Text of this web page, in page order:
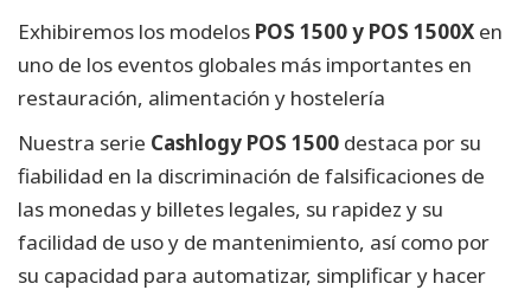
Exhibiremos los modelos POS 1500 y POS 1500X en
uno de los eventos globales más importantes en
restauración, alimentación y hostelería
Nuestra serie Cashlogy POS 1500 destaca por su
fiabilidad en la discriminación de falsificaciones de
las monedas y billetes legales, su rapidez y su
facilidad de uso y de mantenimiento, así como por
su capacidad para automatizar, simplificar y hacer